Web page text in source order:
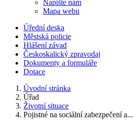
Napište nám
Mapa webu
Úřední deska
Městská policie
Hlášení závad
Českoskalický zpravodaj
Dokumenty a formuláře
Dotace
Úvodní stránka
Úřad
Životní situace
Pojistné na sociální zabezpečení a...